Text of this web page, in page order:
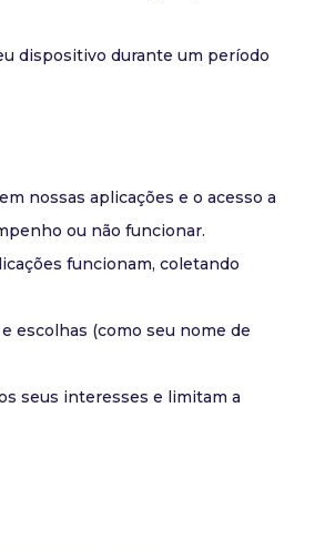
dispositivo durante um período
nossas aplicações e o acesso a
ou não funcionar.
funcionam, coletando
escolhas (como seu nome de
seus interesses e limitam a